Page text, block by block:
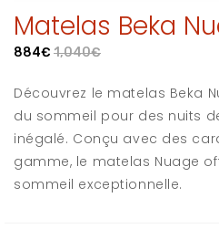
Matelas Beka
884€ 1,040€
Découvrez le matelas Beka
du sommeil pour des nuits
inégalé. Conçu avec des
gamme, le matelas Nuage
sommeil exceptionnelle.